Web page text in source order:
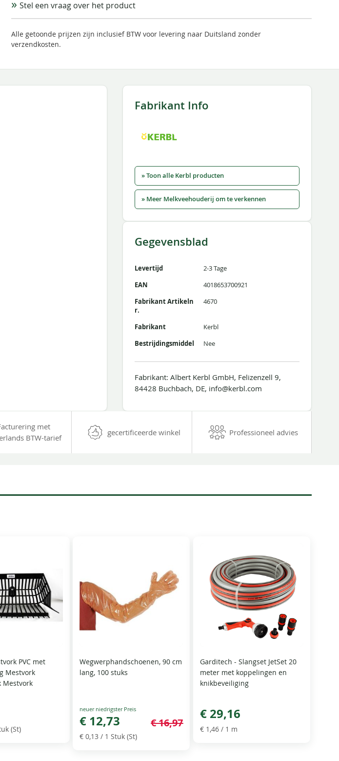
Stel een vraag over het product
Alle getoonde prijzen zijn inclusief BTW voor levering naar Duitsland zonder
verzendkosten.
Fabrikant Info
» Toon alle Kerbl producten
» Meer Melkveehouderij om te verkennen
Gegevensblad
Levertijd
2-3 Tage
EAN
4018653700921
Fabrikant Artikeln
r.
4670
Fabrikant
Kerbl
Bestrijdingsmiddel
Nee
Fabrikant: Albert Kerbl GmbH, Felizenzell 9,
84428 Buchbach, DE, info@kerbl.com
met
BTW-tarief
gecertificeerde winkel Professioneel advies
PVC met
Mestvork
Mestvork
(St)
Wegwerphandschoenen, 90 cm
lang, 100 stuks
Special
Price
€ 12,73 € 16,97
€ 0,13 / 1 Stuk (St)
Garditech - Slangset JetSet 20
meter met koppelingen en
knikbeveiliging
€ 29,16
€ 1,46/ 1 m